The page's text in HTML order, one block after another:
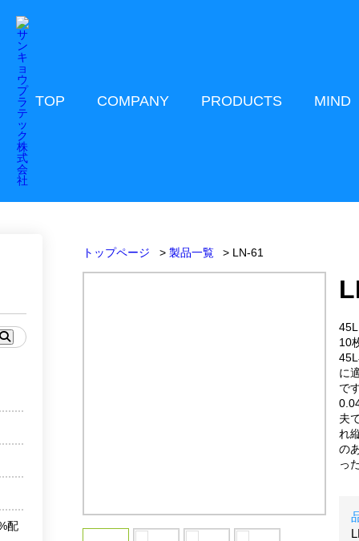
TOP COMPANY PRODUCTS MIND
トップページ 製品一覧 LN-61
10
に
で
夫
れ
の
っ
配